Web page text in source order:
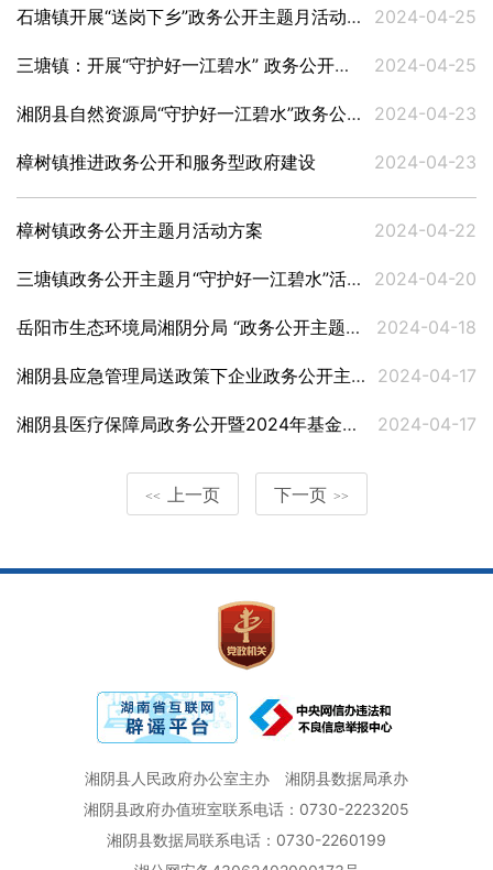
石塘镇开展“送岗下乡”政务公开主题月活动方案 2024-04-25
三塘镇：开展“守护好一江碧水” 政务公开主题月活动 2024-04-25
湘阴县自然资源局“守护好一江碧水”政务公开主题活动方案 2024-04-23
樟树镇推进政务公开和服务型政府建设 2024-04-23
樟树镇政务公开主题月活动方案 2024-04-22
三塘镇政务公开主题月“守护好一江碧水”活动方案 2024-04-20
岳阳市生态环境局湘阴分局 “政务公开主题月”活动方案 2024-04-18
湘阴县应急管理局送政策下企业政务公开主题月活动方案 2024-04-17
湘阴县医疗保障局政务公开暨2024年基金监管集中宣传月活动方案 2024-04-17
<< 上一页 下一页 >>
湘阴县人民政府办公室主办
湘阴县数据局承办
湘阴县政府办值班室联系电话：0730-2223205
湘阴县数据局联系电话：0730-2260199